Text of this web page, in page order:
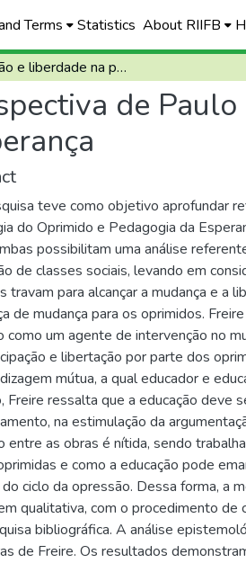
Terms Statistics About RIIFB
Educação e liberdade na perspectiva de Paulo Freire : da pedagogia do oprimido à pedagogia da esperança
de
teve como objetivo aprofundar
do Oprimido e Pedagogia da
possibilitam uma análise
de classes sociais, levando em
travam para alcançar a mudança e a
de mudança para os oprimidos.
como um agente de intervenção no
e libertação por parte dos
mútua, a qual educador e
Freire ressalta que a educação deve
na estimulação da
entre as obras é nítida, sendo
e como a educação pode
ciclo da opressão. Dessa forma, a
qualitativa, com o procedimento de
bibliográfica. A análise
de Freire. Os resultados